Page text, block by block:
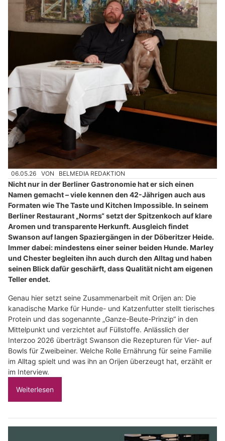
06.05.26 VON BELMEDIA REDAKTION
Nicht nur in der Berliner Gastronomie hat er sich einen
Namen gemacht – viele kennen den 42-Jährigen auch aus
Formaten wie The Taste und Kitchen Impossible. In seinem
Berliner Restaurant „Norms“ setzt der Spitzenkoch auf klare
Aromen und transparente Herkunft. Ausgleich findet
Swanson auf langen Spaziergängen in der Döberitzer Heide.
Immer dabei: mindestens einer seiner beiden Hunde. Marley
und Chester begleiten ihn auch durch den Alltag und haben
seinen Blick dafür geschärft, dass Qualität nicht am eigenen
Teller endet.
Genau hier setzt seine Zusammenarbeit mit Orijen an: Die
kanadische Marke für Hunde- und Katzenfutter stellt tierisches
Protein und das sogenannte „Ganze-Beute-Prinzip“ in den
Mittelpunkt und verzichtet auf Füllstoffe. Anlässlich der
Interzoo 2026 überträgt Swanson die Rezepturen für Vier- auf
Bowls für Zweibeiner. Welche Rolle Ernährung für seine Familie
im Alltag spielt und was ihn an Orijen überzeugt hat, erzählt er
im Interview.
Weiterlesen